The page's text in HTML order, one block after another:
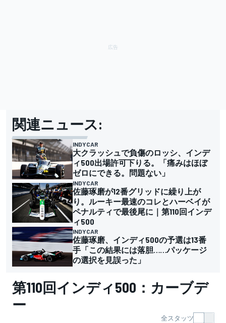
関連ニュース:
INDYCAR
大クラッシュで負傷のロッシ、インデ
ィ500出場許可下りる。「痛みはほぼ
ゼロにできる。問題ない」
INDYCAR
佐藤琢磨が12番グリッドに繰り上が
り。ルーキー最速のコレとハーベイが
ペナルティで最後尾に｜第110回インデ
ィ500
INDYCAR
佐藤琢磨、インディ500の予選は13番
手「この結果には落胆……パッケージ
の選択を見誤った」
第110回インディ500：カーブデ
ー
全スタッツ